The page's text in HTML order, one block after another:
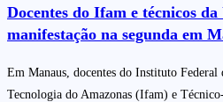
Docentes do Ifam e técnicos
manifestação na segunda em
Em Manaus, docentes do Instituto Federal
Tecnologia do Amazonas (Ifam) e